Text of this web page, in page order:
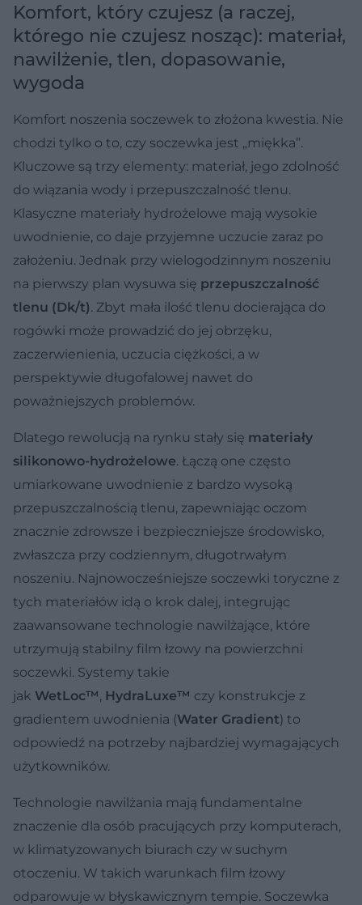
Komfort, który czujesz (a raczej,
którego nie czujesz nosząc): materiał,
nawilżenie, tlen, dopasowanie,
wygoda
Komfort noszenia soczewek to złożona kwestia. Nie
chodzi tylko o to, czy soczewka jest „miękka”.
Kluczowe są trzy elementy: materiał, jego zdolność
do wiązania wody i przepuszczalność tlenu.
Klasyczne materiały hydrożelowe mają wysokie
uwodnienie, co daje przyjemne uczucie zaraz po
założeniu. Jednak przy wielogodzinnym noszeniu
na pierwszy plan wysuwa się przepuszczalność
tlenu (Dk/t). Zbyt mała ilość tlenu docierająca do
rogówki może prowadzić do jej obrzęku,
zaczerwienienia, uczucia ciężkości, a w
perspektywie długofalowej nawet do
poważniejszych problemów.
Dlatego rewolucją na rynku stały się materiały
silikonowo-hydrożelowe. Łączą one często
umiarkowane uwodnienie z bardzo wysoką
przepuszczalnością tlenu, zapewniając oczom
znacznie zdrowsze i bezpieczniejsze środowisko,
zwłaszcza przy codziennym, długotrwałym
noszeniu. Najnowocześniejsze soczewki toryczne z
tych materiałów idą o krok dalej, integrując
zaawansowane technologie nawilżające, które
utrzymują stabilny film łzowy na powierzchni
soczewki. Systemy takie
jak WetLoc™, HydraLuxe™ czy konstrukcje z
gradientem uwodnienia (Water Gradient) to
odpowiedź na potrzeby najbardziej wymagających
użytkowników.
Technologie nawilżania mają fundamentalne
znaczenie dla osób pracujących przy komputerach,
w klimatyzowanych biurach czy w suchym
otoczeniu. W takich warunkach film łzowy
odparowuje w błyskawicznym tempie. Soczewka